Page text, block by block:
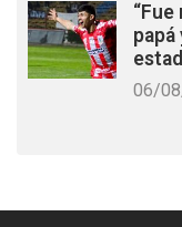
papá
06/